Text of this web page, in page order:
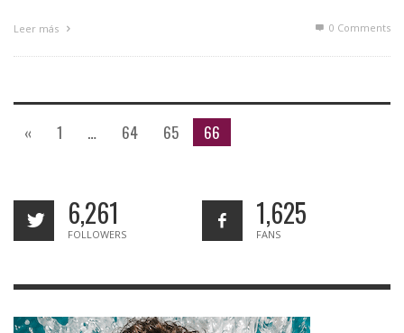
Leer más 0 Comments
« 1 … 64 65 66
6,261
FOLLOWERS
1,625
FANS